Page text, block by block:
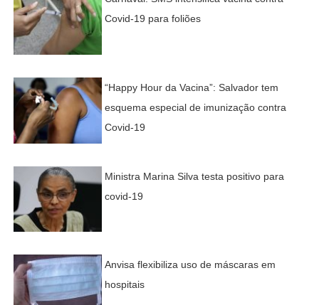
Covid-19 para foliões
“Happy Hour da Vacina”: Salvador tem
esquema especial de imunização contra
Covid-19
Ministra Marina Silva testa positivo para
covid-19
Anvisa flexibiliza uso de máscaras em
hospitais